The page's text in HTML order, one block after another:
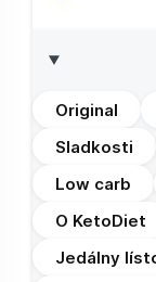
Original
Sladkosti
Low carb
O KetoDiet
Jedálny